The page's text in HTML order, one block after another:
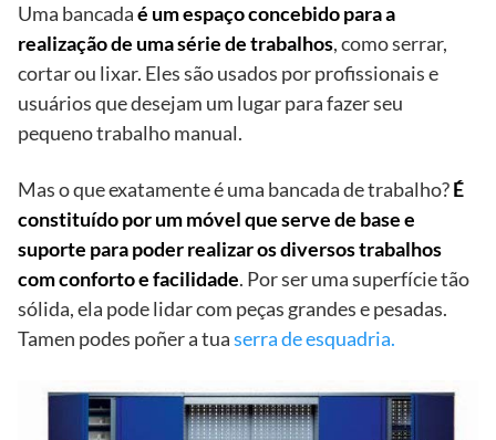
Uma bancadaé um espaço concebido para a
realização de uma série de trabalhos, como serrar,
cortar ou lixar. Eles são usados ​​por profissionais e
usuários que desejam um lugar para fazer seu
pequeno trabalho manual.
Mas o que exatamente é uma bancada de trabalho?É
constituído por um móvel que serve de base e
suporte para poder realizar os diversos trabalhos
com conforto e facilidade. Por ser uma superfície tão
sólida, ela pode lidar com peças grandes e pesadas.
Tamen podes poñer a tuaserra de esquadria.